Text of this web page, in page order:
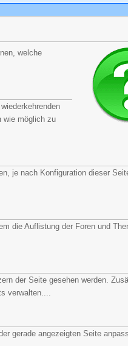
welche
wie möglich zu
je nach Konfiguration dieser
die Auflistung der Foren und
der Seite gesehen werden.
verwalten....
gerade angezeigten Seite